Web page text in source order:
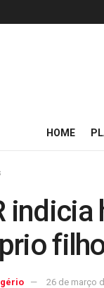
HOME
26 de março